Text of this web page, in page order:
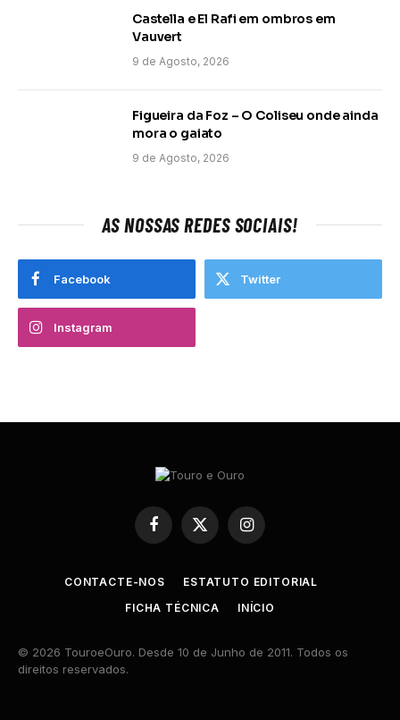
Castella e El Rafi em ombros em
Vauvert
9 de Agosto, 2026
Figueira da Foz – O Coliseu onde ainda
mora o gaiato
9 de Agosto, 2026
AS NOSSAS REDES SOCIAIS!
Facebook Twitter
Instagram
Facebook
X
(Twitter)
Instagram
CONTACTE-NOS
ESTATUTO EDITORIAL
FICHA TÉCNICA
INÍCIO
© 2026 TouroeOuro. Desde 10 de Junho de 2011. Todos os
direitos reservados.